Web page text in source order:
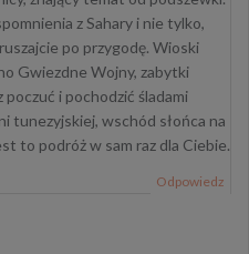
z Sahary i nie tylko,
po przygodę. Wioski
Gwiezdne Wojny, zabytki
i pochodzić śladami
tunezyjskiej, wschód słońca na
to podróż w sam raz dla Ciebie.
Odpowiedz